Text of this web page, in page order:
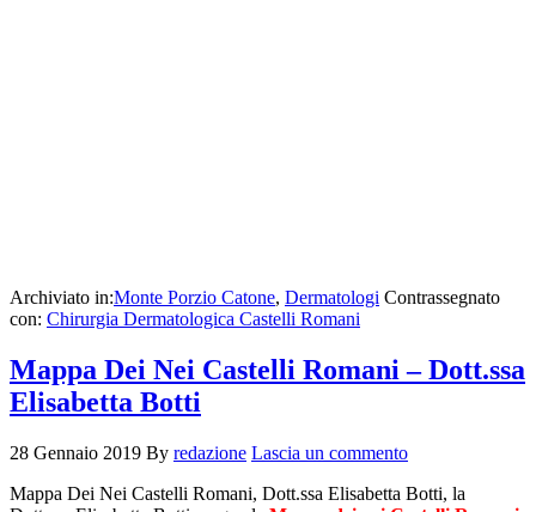
Archiviato in:Monte Porzio Catone, Dermatologi Contrassegnato
con: Chirurgia Dermatologica Castelli Romani
Mappa Dei Nei Castelli Romani – Dott.ssa
Elisabetta Botti
28 Gennaio 2019 By redazione Lascia un commento
Mappa Dei Nei Castelli Romani, Dott.ssa Elisabetta Botti, la